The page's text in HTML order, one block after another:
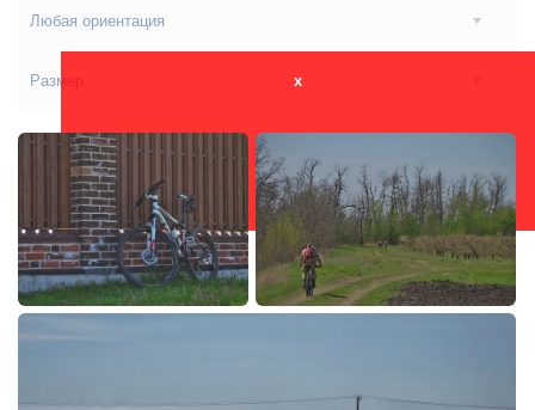
Любая ориентация
Размер x